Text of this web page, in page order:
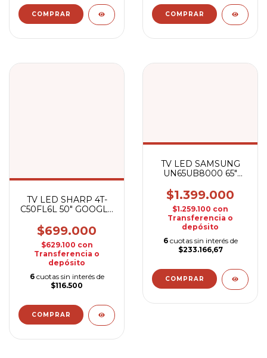
TV LED SHARP 4T-
C50FL6L 50" GOOGLE
$699.000
$629.100 con
Transferencia o
depósito
6 cuotas sin interés de
$116.500
TV LED SAMSUNG
UN65UB8000 65"
$1.399.000
$1.259.100 con
Transferencia o
depósito
6 cuotas sin interés de
$233.166,67